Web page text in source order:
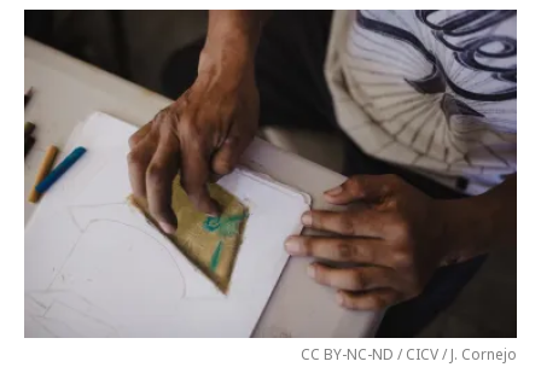
CC BY-NC-ND / CICV / J. Cornejo